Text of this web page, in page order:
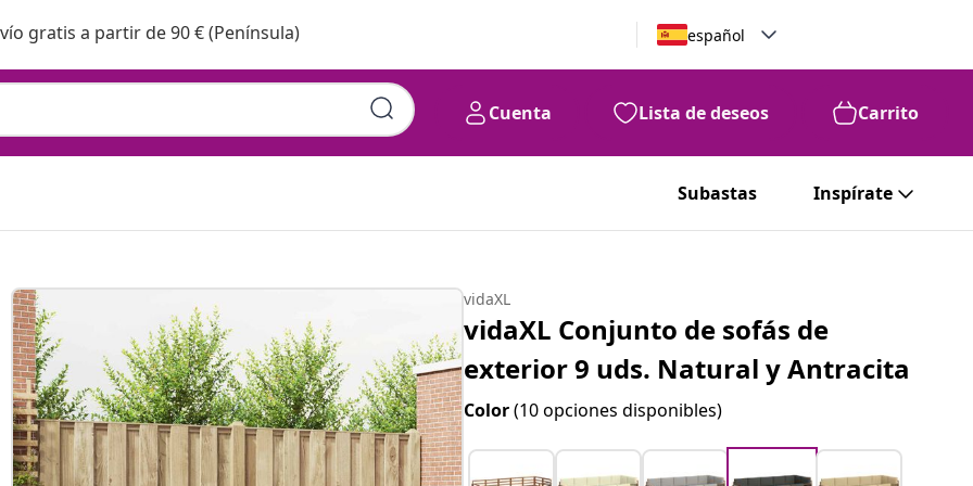
gratis a partir de 90 € (Península) español
Cuenta Lista de deseos Carrito
Subastas Inspírate
vidaXL
vidaXL Conjunto de sofás de
exterior 9 uds. Natural y Antracita
Color(10 opciones disponibles)